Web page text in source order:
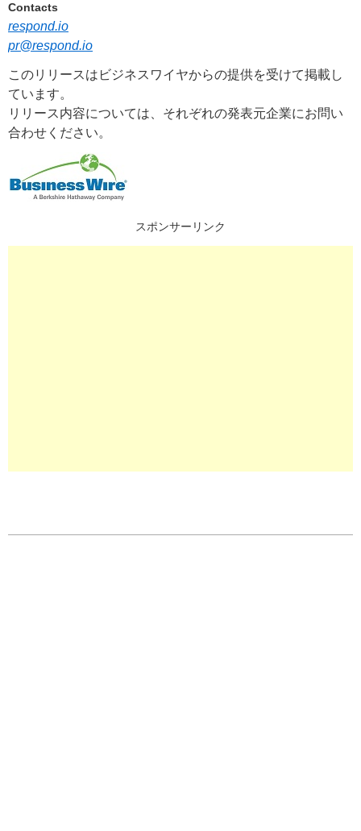
Contacts
respond.io
pr@respond.io
このリリースはビジネスワイヤからの提供を受けて掲載し
ています。
リリース内容については、それぞれの発表元企業にお問い
合わせください。
スポンサーリンク